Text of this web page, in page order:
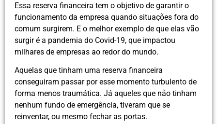
Essa reserva financeira tem o objetivo de garantir o
funcionamento da empresa quando situações fora do
comum surgirem. E o melhor exemplo de que elas vão
surgir é a pandemia do Covid-19, que impactou
milhares de empresas ao redor do mundo.
Aquelas que tinham uma reserva financeira
conseguiram passar por esse momento turbulento de
forma menos traumática. Já aqueles que não tinham
nenhum fundo de emergência, tiveram que se
reinventar, ou mesmo fechar as portas.